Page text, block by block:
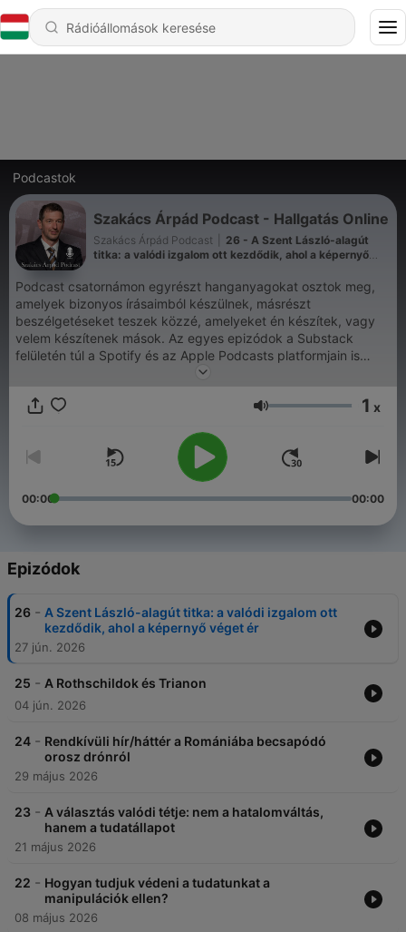
Podcastok
Szakács Árpád Podcast - Hallgatás Online
Szakács Árpád Podcast
26 - A Szent László-alagút
titka: a valódi izgalom ott kezdődik, ahol a képernyő
Podcast csatornámon egyrészt hanganyagokat osztok meg,
amelyek bizonyos írásaimból készülnek, másrészt
beszélgetéseket teszek közzé, amelyeket én készítek, vagy
velem készítenek mások. Az egyes epizódok a Substack
felületén túl a Spotify és az Apple Podcasts platformjain is
www.szakacsarpad.com Hangerő 1 x
00:00 00:00
Epizódok
26 - A Szent László-alagút titka: a valódi izgalom ott
kezdődik, ahol a képernyő véget ér
27 jún. 2026
25 - A Rothschildok és Trianon
04 jún. 2026
24 - Rendkívüli hír/háttér a Romániába becsapódó
orosz drónról
29 május 2026
23 - A választás valódi tétje: nem a hatalomváltás,
hanem a tudatállapot
21 május 2026
22 - Hogyan tudjuk védeni a tudatunkat a
manipulációk ellen?
08 május 2026